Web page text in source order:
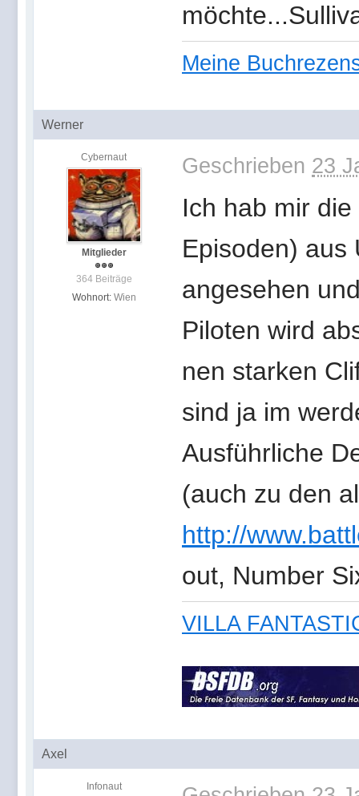
Meine
Werner
Cybernaut
Mitglieder
364 Beiträge
Wohnort: Wien
Geschrieben 23
Ich hab mir
Episoden) aus
angesehen
Piloten wird
nen starken
sind ja im
Ausführliche
(auch zu den
http://
out, Number
VILLA
Axel
Infonaut